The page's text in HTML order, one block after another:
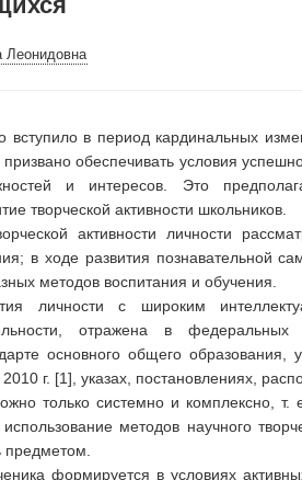
Леонидовна
вступило в период кардинальных
обеспечивать условия
и интересов. Это
творческой активности школьников.
активности личности
в ходе развития познавательной
методов воспитания и обучения.
личности с широким
отражена в
основного общего
г. [1], указах, постановлениях,
только системно и комплексно,
методов научного
предметом.
формируется в условиях